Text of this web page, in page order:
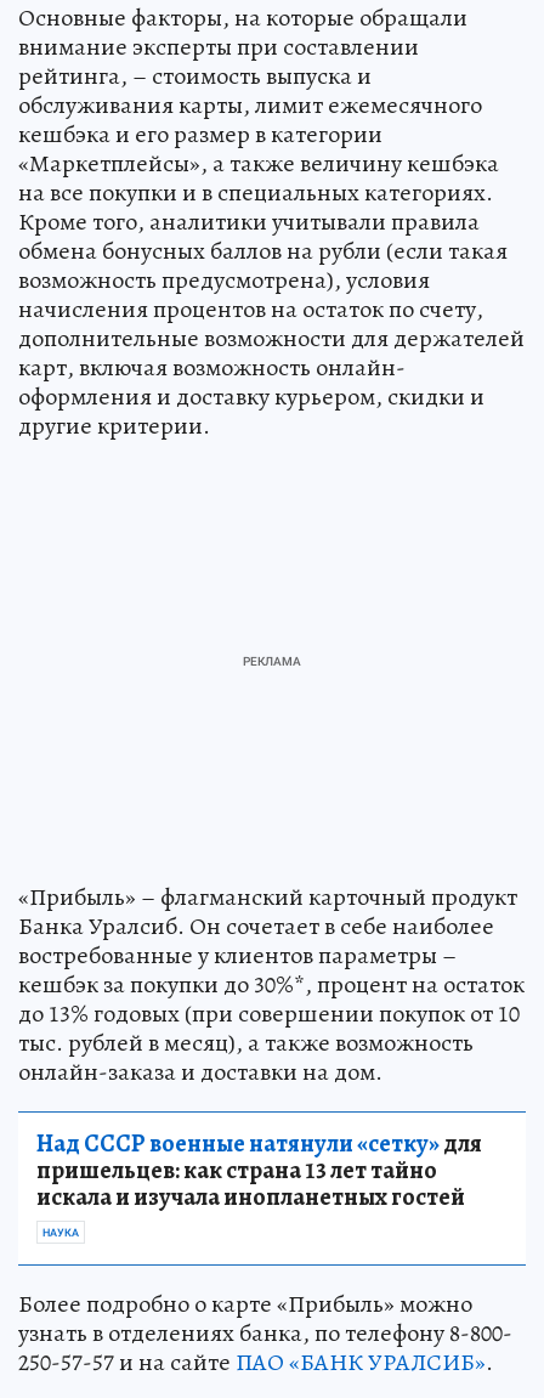
Основные факторы, на которые обращали
внимание эксперты при составлении
рейтинга, – стоимость выпуска и
обслуживания карты, лимит ежемесячного
кешбэка и его размер в категории
«Маркетплейсы», а также величину кешбэка
на все покупки и в специальных категориях.
Кроме того, аналитики учитывали правила
обмена бонусных баллов на рубли (если такая
возможность предусмотрена), условия
начисления процентов на остаток по счету,
дополнительные возможности для держателей
карт, включая возможность онлайн-
оформления и доставку курьером, скидки и
другие критерии.
«Прибыль» – флагманский карточный продукт
Банка Уралсиб. Он сочетает в себе наиболее
востребованные у клиентов параметры –
кешбэк за покупки до 30%*, процент на остаток
до 13% годовых (при совершении покупок от 10
тыс. рублей в месяц), а также возможность
онлайн-заказа и доставки на дом.
Над СССР военные натянули «сетку»для
пришельцев: как страна 13 лет тайно
искала и изучала инопланетных гостей
НАУКА
Более подробно о карте «Прибыль» можно
узнать в отделениях банка, по телефону 8-800-
250-57-57 и на сайте ПАО «БАНК УРАЛСИБ».